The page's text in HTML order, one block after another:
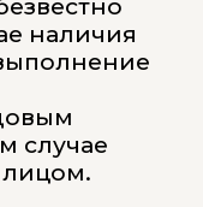
наличия
случае
лицом.